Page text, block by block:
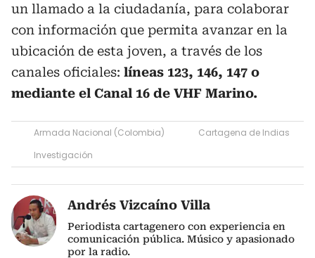
un llamado a la ciudadanía, para colaborar
con información que permita avanzar en la
ubicación de esta joven, a través de los
canales oficiales: líneas 123, 146, 147 o
mediante el Canal 16 de VHF Marino.
Armada Nacional (Colombia)
Cartagena de Indias
Investigación
Andrés Vizcaíno Villa
Periodista cartagenero con experiencia en
comunicación pública. Músico y apasionado
por la radio.